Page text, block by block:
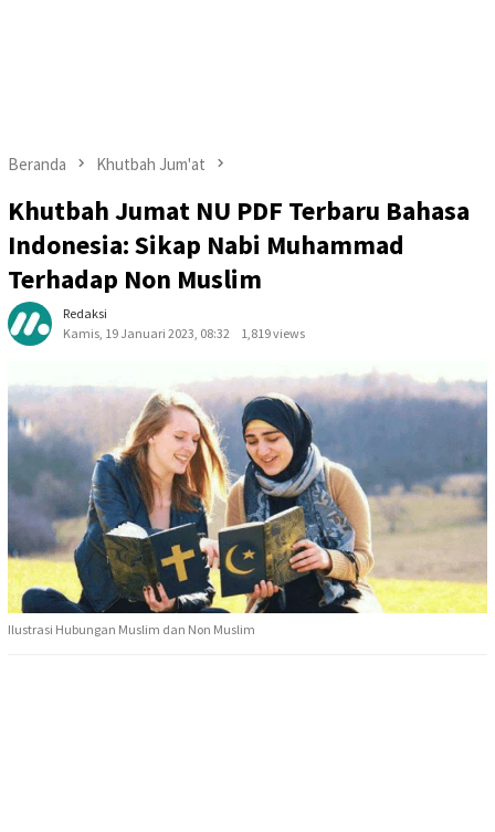
Beranda Khutbah Jum'at
Khutbah Jumat NU PDF Terbaru Bahasa
Indonesia: Sikap Nabi Muhammad
Terhadap Non Muslim
Redaksi
Kamis, 19 Januari 2023, 08:32
1,819 views
Ilustrasi Hubungan Muslim dan Non Muslim